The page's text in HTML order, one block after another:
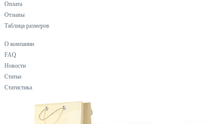
Оплата
Отзывы
Таблица размеров
О компании
FAQ
Новости
Статьи
Статистика